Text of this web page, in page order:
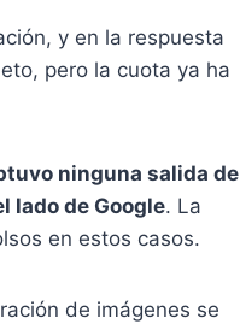
y en la respuesta
pero la cuota ya ha
ninguna salida de
lado de Google. La
en estos casos.
de imágenes se